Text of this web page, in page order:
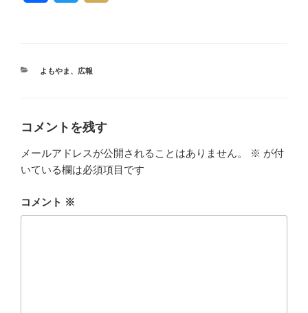
カ
よもやま 、 広報
コメントを残す
メールアドレスが公開されることはありません。 ※ が付
いている欄は必須項目です
コメント ※